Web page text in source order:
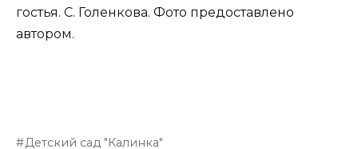
гостья. С. Голенкова. Фото предоставлено
автором.
Детский сад "Калинка"